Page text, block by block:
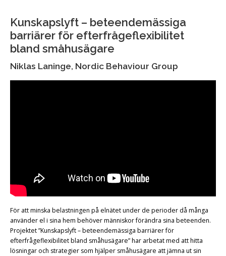
Kunskapslyft – beteendemässiga
barriärer för efterfrågeflexibilitet
bland småhusägare
Niklas Laninge, Nordic Behaviour Group
För att minska belastningen på elnätet under de perioder då många
använder el i sina hem behöver människor förändra sina beteenden.
Projektet ”Kunskapslyft – beteendemässiga barriärer för
efterfrågeflexibilitet bland småhusägare” har arbetat med att hitta
lösningar och strategier som hjälper småhusägare att jämna ut sin